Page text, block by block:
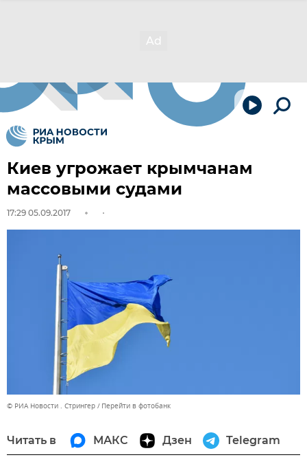
Киев угрожает крымчанам
массовыми судами
17:29 05.09.2017
© РИА Новости . Стрингер Перейти в фотобанк
Читать в МАКС Дзен Telegram